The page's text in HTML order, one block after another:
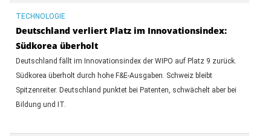
TECHNOLOGIE
Deutschland verliert Platz im Innovationsindex:
Südkorea überholt
Deutschland fällt im Innovationsindex der WIPO auf Platz 9 zurück.
Südkorea überholt durch hohe F&E-Ausgaben. Schweiz bleibt
Spitzenreiter. Deutschland punktet bei Patenten, schwächelt aber bei
Bildung und IT.